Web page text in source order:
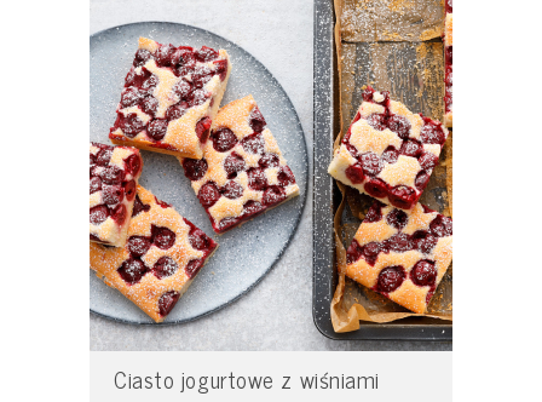
Ciasto jogurtowe z wiśniami